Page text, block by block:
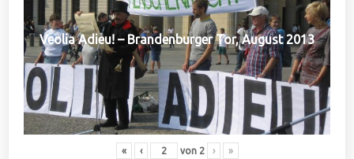
Veolia Adieu! – Brandenburger Tor, August 2013
« ‹ von 2 › »